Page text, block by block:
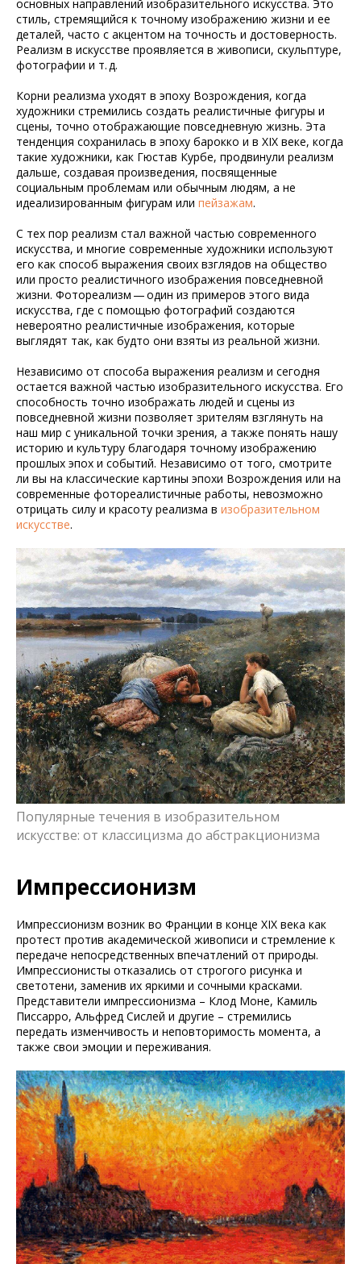
основных направлений изобразительного искусства. Это
стиль, стремящийся к точному изображению жизни и ее
деталей, часто с акцентом на точность и достоверность.
Реализм в искусстве проявляется в живописи, скульптуре,
фотографии и т. д.
Корни реализма уходят в эпоху Возрождения, когда
художники стремились создать реалистичные фигуры и
сцены, точно отображающие повседневную жизнь. Эта
тенденция сохранилась в эпоху барокко и в XIX веке, когда
такие художники, как Гюстав Курбе, продвинули реализм
дальше, создавая произведения, посвященные
социальным проблемам или обычным людям, а не
идеализированным фигурам или пейзажам.
С тех пор реализм стал важной частью современного
искусства, и многие современные художники используют
его как способ выражения своих взглядов на общество
или просто реалистичного изображения повседневной
жизни. Фотореализм — один из примеров этого вида
искусства, где с помощью фотографий создаются
невероятно реалистичные изображения, которые
выглядят так, как будто они взяты из реальной жизни.
Независимо от способа выражения реализм и сегодня
остается важной частью изобразительного искусства. Его
способность точно изображать людей и сцены из
повседневной жизни позволяет зрителям взглянуть на
наш мир с уникальной точки зрения, а также понять нашу
историю и культуру благодаря точному изображению
прошлых эпох и событий. Независимо от того, смотрите
ли вы на классические картины эпохи Возрождения или на
современные фотореалистичные работы, невозможно
отрицать силу и красоту реализма в изобразительном
искусстве.
Популярные течения в изобразительном
искусстве: от классицизма до абстракционизма
Импрессионизм
Импрессионизм возник во Франции в конце XIX века как
протест против академической живописи и стремление к
передаче непосредственных впечатлений от природы.
Импрессионисты отказались от строгого рисунка и
светотени, заменив их яркими и сочными красками.
Представители импрессионизма – Клод Моне, Камиль
Писсарро, Альфред Сислей и другие – стремились
передать изменчивость и неповторимость момента, а
также свои эмоции и переживания.